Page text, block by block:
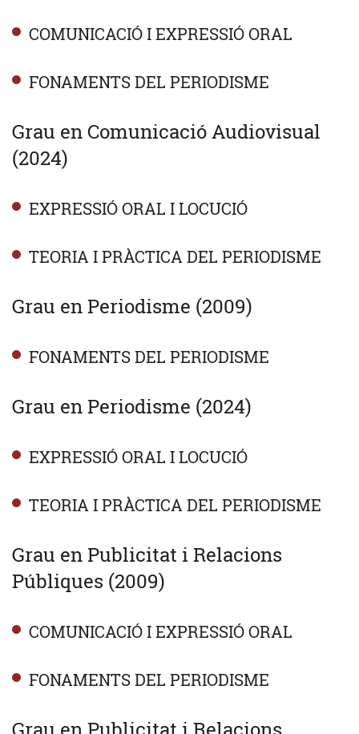
COMUNICACIÓ I EXPRESSIÓ ORAL
FONAMENTS DEL PERIODISME
Grau en Comunicació Audiovisual
(2024)
EXPRESSIÓ ORAL I LOCUCIÓ
TEORIA I PRÀCTICA DEL PERIODISME
Grau en Periodisme (2009)
FONAMENTS DEL PERIODISME
Grau en Periodisme (2024)
EXPRESSIÓ ORAL I LOCUCIÓ
TEORIA I PRÀCTICA DEL PERIODISME
Grau en Publicitat i Relacions
Públiques (2009)
COMUNICACIÓ I EXPRESSIÓ ORAL
FONAMENTS DEL PERIODISME
Grau en Publicitat i Relacions